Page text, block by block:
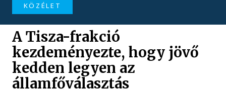
KÖZÉLET
A Tisza-frakció
kezdeményezte, hogy jövő
kedden legyen az
államfőválasztás